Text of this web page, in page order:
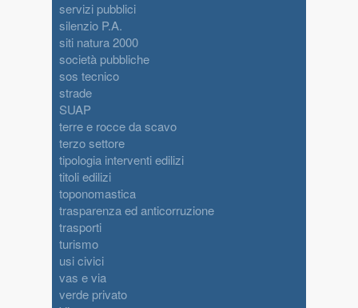
servizi pubblici
silenzio P.A.
siti natura 2000
società pubbliche
sos tecnico
strade
SUAP
terre e rocce da scavo
terzo settore
tipologia interventi edilizi
titoli edilizi
toponomastica
trasparenza ed anticorruzione
trasporti
turismo
usi civici
vas e via
verde privato